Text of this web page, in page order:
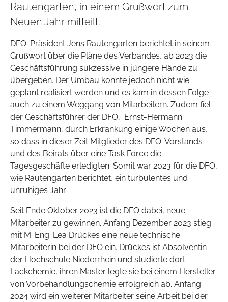
Rautengarten, in einem Grußwort zum
Neuen Jahr mitteilt.
DFO-Präsident Jens Rautengarten berichtet in seinem
Grußwort über die Pläne des Verbandes, ab 2023 die
Geschäftsführung sukzessive in jüngere Hände zu
übergeben. Der Umbau konnte jedoch nicht wie
geplant realisiert werden und es kam in dessen Folge
auch zu einem Weggang von Mitarbeitern. Zudem fiel
der Geschäftsführer der DFO, Ernst-Hermann
Timmermann, durch Erkrankung einige Wochen aus,
so dass in dieser Zeit Mitglieder des DFO-Vorstands
und des Beirats über eine Task Force die
Tagesgeschäfte erledigten. Somit war 2023 für die DFO,
wie Rautengarten berichtet, ein turbulentes und
unruhiges Jahr.
Seit Ende Oktober 2023 ist die DFO dabei, neue
Mitarbeiter zu gewinnen. Anfang Dezember 2023 stieg
mit M. Eng. Lea Drückes eine neue technische
Mitarbeiterin bei der DFO ein. Drückes ist Absolventin
der Hochschule Niederrhein und studierte dort
Lackchemie, ihren Master legte sie bei einem Hersteller
von Vorbehandlungschemie erfolgreich ab. Anfang
2024 wird ein weiterer Mitarbeiter seine Arbeit bei der